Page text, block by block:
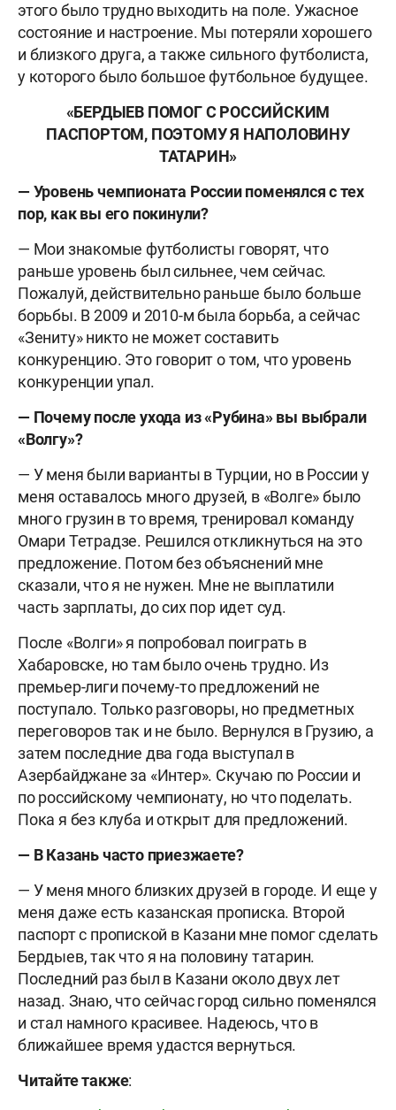
этого было трудно выходить на поле. Ужасное
состояние и настроение. Мы потеряли хорошего
и близкого друга, а также сильного футболиста,
у которого было большое футбольное будущее.
«БЕРДЫЕВ ПОМОГ С РОССИЙСКИМ
ПАСПОРТОМ, ПОЭТОМУ Я НАПОЛОВИНУ
ТАТАРИН»
— Уровень чемпионата России поменялся с тех
пор, как вы его покинули?
— Мои знакомые футболисты говорят, что
раньше уровень был сильнее, чем сейчас.
Пожалуй, действительно раньше было больше
борьбы. В 2009 и 2010-м была борьба, а сейчас
«Зениту» никто не может составить
конкуренцию. Это говорит о том, что уровень
конкуренции упал.
— Почему после ухода из «Рубина» вы выбрали
«Волгу»?
— У меня были варианты в Турции, но в России у
меня оставалось много друзей, в «Волге» было
много грузин в то время, тренировал команду
Омари Тетрадзе. Решился откликнуться на это
предложение. Потом без объяснений мне
сказали, что я не нужен. Мне не выплатили
часть зарплаты, до сих пор идет суд.
После «Волги» я попробовал поиграть в
Хабаровске, но там было очень трудно. Из
премьер-лиги почему-то предложений не
поступало. Только разговоры, но предметных
переговоров так и не было. Вернулся в Грузию, а
затем последние два года выступал в
Азербайджане за «Интер». Скучаю по России и
по российскому чемпионату, но что поделать.
Пока я без клуба и открыт для предложений.
— В Казань часто приезжаете?
— У меня много близких друзей в городе. И еще у
меня даже есть казанская прописка. Второй
паспорт с пропиской в Казани мне помог сделать
Бердыев, так что я на половину татарин.
Последний раз был в Казани около двух лет
назад. Знаю, что сейчас город сильно поменялся
и стал намного красивее. Надеюсь, что в
ближайшее время удастся вернуться.
Читайте также: